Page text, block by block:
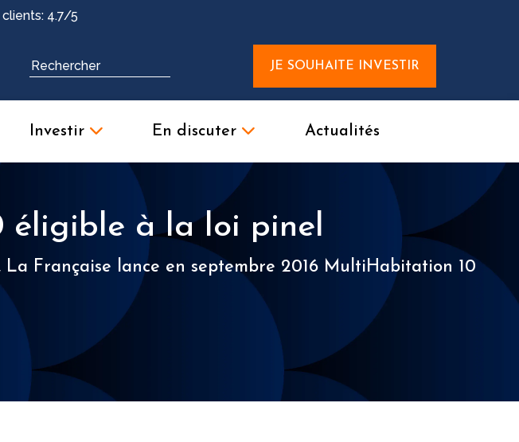
clients: 4.7/5
JE SOUHAITE INVESTIR
Investir En discuter Actualités
éligible à la loi pinel
Française lance en septembre 2016 MultiHabitation 10